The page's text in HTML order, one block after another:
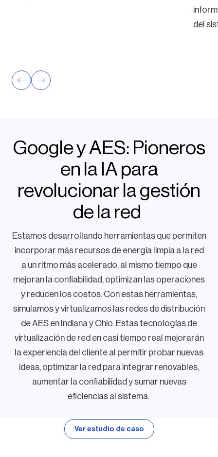
del
Google y AES: Pioneros
en la IA para
revolucionar la gestión
de la red
Estamos desarrollando herramientas que permiten
incorporar más recursos de energía limpia a la red
a un ritmo más acelerado, al mismo tiempo que
mejoran la confiabilidad, optimizan las operaciones
y reducen los costos. Con estas herramientas,
simulamos y virtualizamos las redes de distribución
de AES en Indiana y Ohio. Estas tecnologías de
virtualización de red en casi tiempo real mejorarán
la experiencia del cliente al permitir probar nuevas
ideas, optimizar la red para integrar renovables,
aumentar la confiabilidad y sumar nuevas
eficiencias al sistema.
Ver estudio de caso